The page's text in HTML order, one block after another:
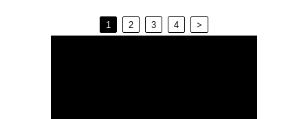
1 2 3 4 >